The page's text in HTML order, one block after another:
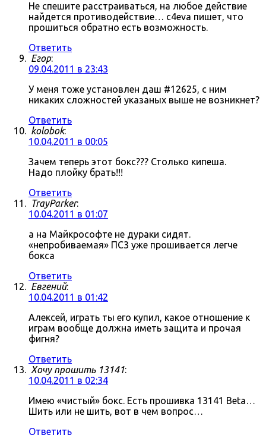
Не спешите расстраиваться, на любое действие
найдется противодействие… c4eva пишет, что
прошиться обратно есть возможность.
Ответить
Егор:
09.04.2011 в 23:43
У меня тоже установлен даш #12625, с ним
никаких сложностей указаных выше не возникнет?
Ответить
kolobok:
10.04.2011 в 00:05
Зачем теперь этот бокс??? Столько кипеша.
Надо плойку брать!!!
Ответить
TrayParker:
10.04.2011 в 01:07
а на Майкрософте не дураки сидят.
«непробиваемая» ПС3 уже прошивается легче
бокса
Ответить
Евгений:
10.04.2011 в 01:42
Алексей, играть ты его купил, какое отношение к
играм вообще должна иметь защита и прочая
фигня?
Ответить
Хочу прошить 13141:
10.04.2011 в 02:34
Имею «чистый» бокс. Есть прошивка 13141 Beta…
Шить или не шить, вот в чем вопрос…
Ответить